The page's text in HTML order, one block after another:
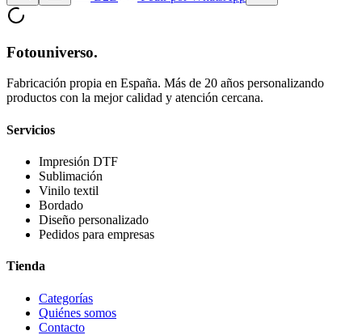
Fotouniverso.
Fabricación propia en España. Más de 20 años personalizando
productos con la mejor calidad y atención cercana.
Servicios
Impresión DTF
Sublimación
Vinilo textil
Bordado
Diseño personalizado
Pedidos para empresas
Tienda
Categorías
Quiénes somos
Contacto